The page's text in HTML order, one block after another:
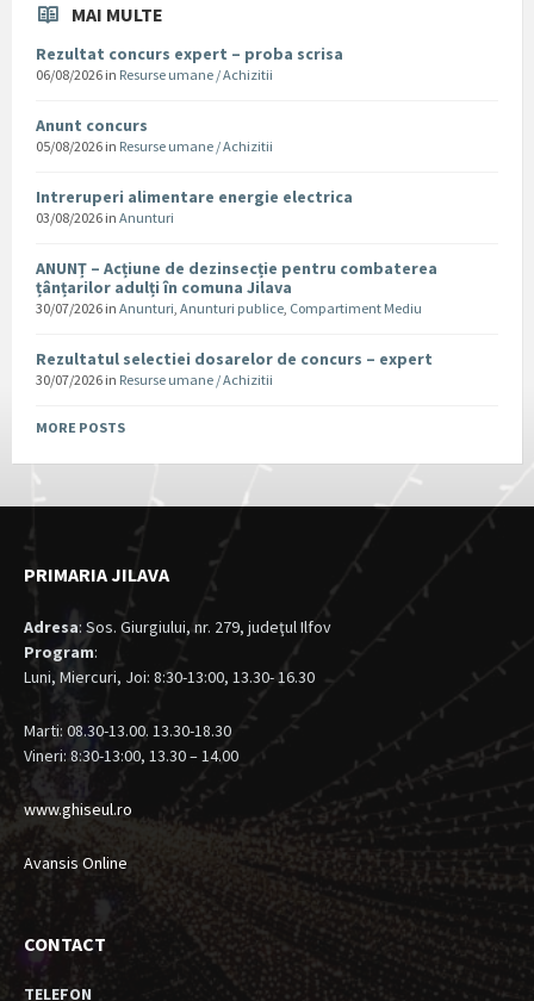
MAI MULTE
Rezultat concurs expert – proba scrisa
06/08/2026 in Resurse umane / Achizitii
Anunt concurs
05/08/2026 in Resurse umane / Achizitii
Intreruperi alimentare energie electrica
03/08/2026 in Anunturi
ANUNȚ – Acțiune de dezinsecție pentru combaterea
țânțarilor adulți în comuna Jilava
30/07/2026 in Anunturi Anunturi publice Compartiment Mediu
Rezultatul selectiei dosarelor de concurs – expert
30/07/2026 in Resurse umane / Achizitii
MORE POSTS
PRIMARIA JILAVA
Adresa: Sos. Giurgiului, nr. 279, judeţul Ilfov
Program:
Luni, Miercuri, Joi: 8:30-13:00, 13.30- 16.30
Marti: 08.30-13.00. 13.30-18.30
Vineri: 8:30-13:00, 13.30 – 14.00
www.ghiseul.ro
Avansis Online
CONTACT
TELEFON